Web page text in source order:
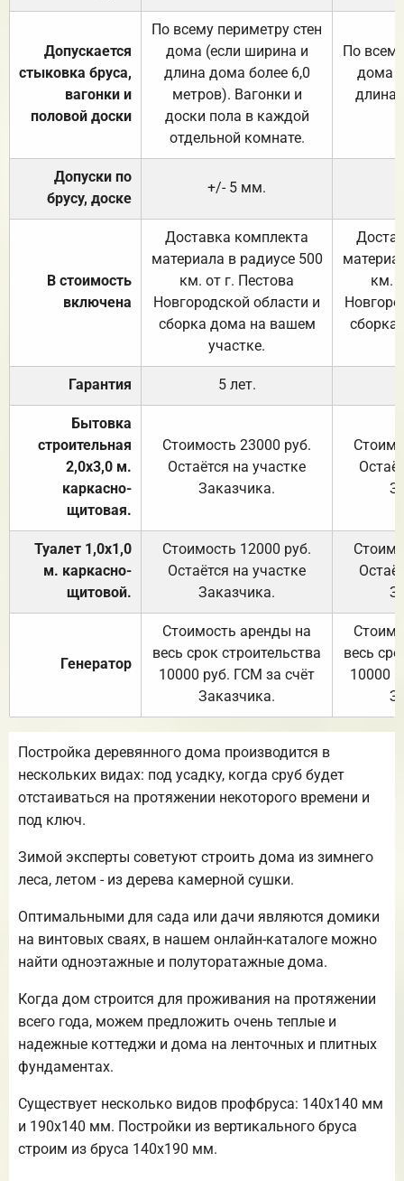
Допускается
стыковка бруса,
вагонки и
половой доски
По всему периметру стен
дома (если ширина и
длина дома более 6,0
метров). Вагонки и
доски пола в каждой
отдельной комнате.
По
дома
длина
Допуски по
брусу, доске
+/- 5 мм.
В стоимость
включена
Доставка комплекта
материала в радиусе 500
км. от г. Пестова
Новгородской области и
сборка дома на вашем
участке.
км.
Гарантия 5 лет.
Бытовка
строительная
2,0х3,0 м.
каркасно-
щитовая.
Стоимость 23000 руб.
Остаётся на участке
Заказчика.
Туалет 1,0х1,0
м. каркасно-
щитовой.
Стоимость 12000 руб.
Остаётся на участке
Заказчика.
Генератор
Стоимость аренды на
весь срок строительства
10000 руб. ГСМ за счёт
Заказчика.
весь
10000
Постройка деревянного дома производится в
нескольких видах: под усадку, когда сруб будет
отстаиваться на протяжении некоторого времени и
под ключ.
Зимой эксперты советуют строить дома из зимнего
леса, летом - из дерева камерной сушки.
Оптимальными для сада или дачи являются домики
на винтовых сваях, в нашем онлайн-каталоге можно
найти одноэтажные и полуторатажные дома.
Когда дом строится для проживания на протяжении
всего года, можем предложить очень теплые и
надежные коттеджи и дома на ленточных и плитных
фундаментах.
Существует несколько видов профбруса: 140х140 мм
и 190х140 мм. Постройки из вертикального бруса
строим из бруса 140х190 мм.